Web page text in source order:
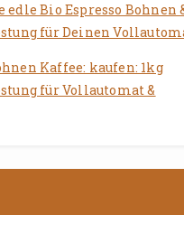
edle Bio Espresso Bohnen
für Deinen
Kaffee: kaufen: 1kg
für Vollautomat &